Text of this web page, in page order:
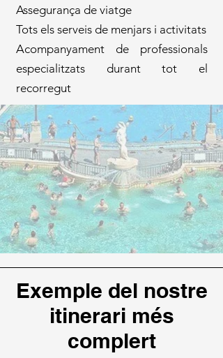
Assegurança de viatge
Tots els serveis de menjars i activitats
Acompanyament de professionals
especialitzats durant tot el
recorregut
Exemple del nostre
itinerari més
complert